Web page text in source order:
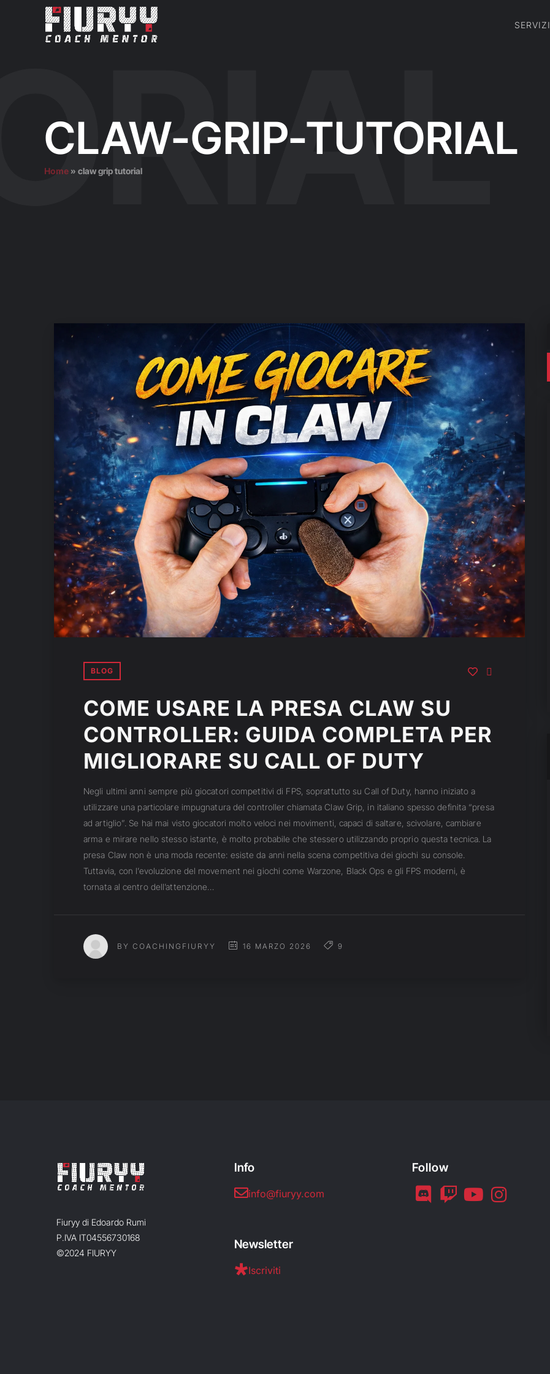
SERVIZI
CLAW-GRIP-TUTORIAL
Home » claw grip tutorial
BLOG
COME USARE LA PRESA CLAW SU
CONTROLLER: GUIDA COMPLETA PER
MIGLIORARE SU CALL OF DUTY
Negli ultimi anni sempre più giocatori competitivi di FPS, soprattutto su Call of Duty, hanno iniziato a
utilizzare una particolare impugnatura del controller chiamata Claw Grip, in italiano spesso definita “presa
ad artiglio”. Se hai mai visto giocatori molto veloci nei movimenti, capaci di saltare, scivolare, cambiare
arma e mirare nello stesso istante, è molto probabile che stessero utilizzando proprio questa tecnica. La
presa Claw non è una moda recente: esiste da anni nella scena competitiva dei giochi su console.
Tuttavia, con l’evoluzione del movement nei giochi come Warzone, Black Ops e gli FPS moderni, è
tornata al centro dell’attenzione…
BY COACHINGFIURYY 16 MARZO 2026 9
Fiuryy di Edoardo Rumi
P.IVA IT04556730168
©2024 FIURYY
Info
info@fiuryy.com
Newsletter
Iscriviti
Follow